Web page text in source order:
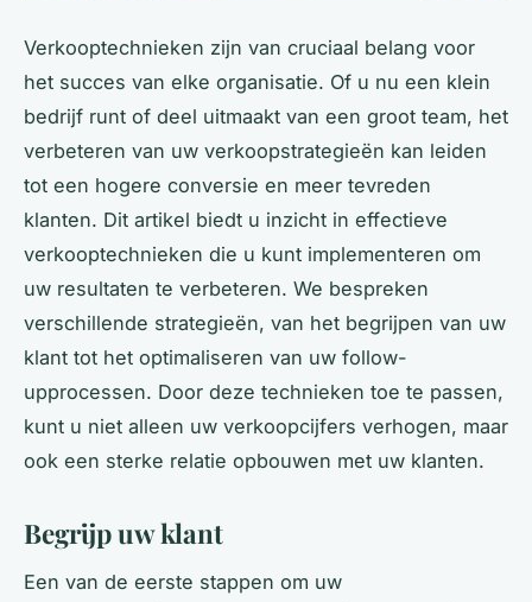
Verkooptechnieken zijn van cruciaal belang voor
het succes van elke organisatie. Of u nu een klein
bedrijf runt of deel uitmaakt van een groot team, het
verbeteren van uw verkoopstrategieën kan leiden
tot een hogere conversie en meer tevreden
klanten. Dit artikel biedt u inzicht in effectieve
verkooptechnieken die u kunt implementeren om
uw resultaten te verbeteren. We bespreken
verschillende strategieën, van het begrijpen van uw
klant tot het optimaliseren van uw follow-
upprocessen. Door deze technieken toe te passen,
kunt u niet alleen uw verkoopcijfers verhogen, maar
ook een sterke relatie opbouwen met uw klanten.
Begrijp uw klant
Een van de eerste stappen om uw